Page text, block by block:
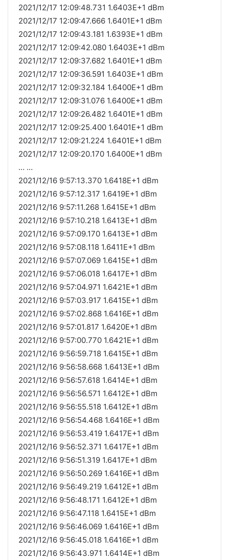
2021/12/17 12:09:48.731 1.6403E+1 dBm
2021/12/17 12:09:47.666 1.6401E+1 dBm
2021/12/17 12:09:43.181 1.6393E+1 dBm
2021/12/17 12:09:42.080 1.6403E+1 dBm
2021/12/17 12:09:37.682 1.6401E+1 dBm
2021/12/17 12:09:36.591 1.6403E+1 dBm
2021/12/17 12:09:32.184 1.6400E+1 dBm
2021/12/17 12:09:31.076 1.6400E+1 dBm
2021/12/17 12:09:26.482 1.6401E+1 dBm
2021/12/17 12:09:25.400 1.6401E+1 dBm
2021/12/17 12:09:21.224 1.6401E+1 dBm
2021/12/17 12:09:20.170 1.6400E+1 dBm
… …
2021/12/16 9:57:13.370 1.6418E+1 dBm
2021/12/16 9:57:12.317 1.6419E+1 dBm
2021/12/16 9:57:11.268 1.6415E+1 dBm
2021/12/16 9:57:10.218 1.6413E+1 dBm
2021/12/16 9:57:09.170 1.6413E+1 dBm
2021/12/16 9:57:08.118 1.6411E+1 dBm
2021/12/16 9:57:07.069 1.6415E+1 dBm
2021/12/16 9:57:06.018 1.6417E+1 dBm
2021/12/16 9:57:04.971 1.6421E+1 dBm
2021/12/16 9:57:03.917 1.6415E+1 dBm
2021/12/16 9:57:02.868 1.6416E+1 dBm
2021/12/16 9:57:01.817 1.6420E+1 dBm
2021/12/16 9:57:00.770 1.6421E+1 dBm
2021/12/16 9:56:59.718 1.6415E+1 dBm
2021/12/16 9:56:58.668 1.6413E+1 dBm
2021/12/16 9:56:57.618 1.6414E+1 dBm
2021/12/16 9:56:56.571 1.6412E+1 dBm
2021/12/16 9:56:55.518 1.6412E+1 dBm
2021/12/16 9:56:54.468 1.6416E+1 dBm
2021/12/16 9:56:53.419 1.6417E+1 dBm
2021/12/16 9:56:52.371 1.6417E+1 dBm
2021/12/16 9:56:51.319 1.6417E+1 dBm
2021/12/16 9:56:50.269 1.6416E+1 dBm
2021/12/16 9:56:49.219 1.6412E+1 dBm
2021/12/16 9:56:48.171 1.6412E+1 dBm
2021/12/16 9:56:47.118 1.6415E+1 dBm
2021/12/16 9:56:46.069 1.6416E+1 dBm
2021/12/16 9:56:45.018 1.6416E+1 dBm
2021/12/16 9:56:43.971 1.6414E+1 dBm